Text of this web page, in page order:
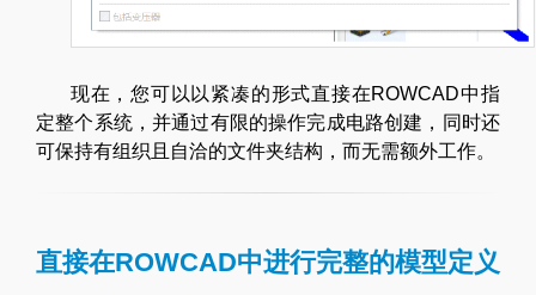
现在，您可以以紧凑的形式直接在ROWCAD中指
定整个系统，并通过有限的操作完成电路创建，同时还
可保持有组织且自洽的文件夹结构，而无需额外工作。
直接在ROWCAD中进行完整的模型定义